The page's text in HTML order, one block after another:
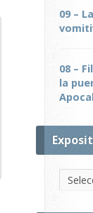
09 –
08 –
la